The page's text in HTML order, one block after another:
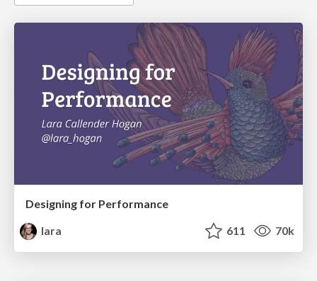
Designing for Performance
lara
611 70k